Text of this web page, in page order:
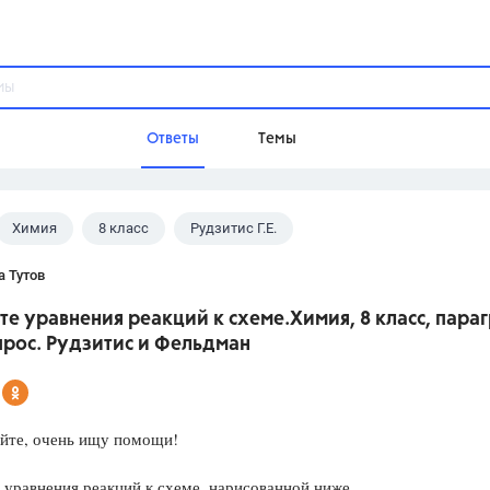
Ответы Темы
Домашнее задание
Химия 8 класс Рудзитис Г.Е.
Тутов
уравнения реакций к схеме. Химия, 8 класс,
Рудзитис и Фельдман
очень ищу помощи!